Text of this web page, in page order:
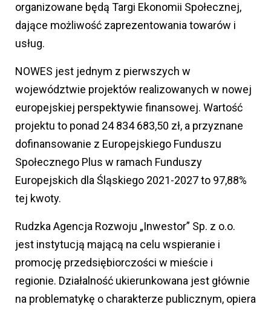
organizowane będą Targi Ekonomii Społecznej,
dające możliwość zaprezentowania towarów i
usług.
NOWES jest jednym z pierwszych w
województwie projektów realizowanych w nowej
europejskiej perspektywie finansowej. Wartość
projektu to ponad 24 834 683,50 zł, a przyznane
dofinansowanie z Europejskiego Funduszu
Społecznego Plus w ramach Funduszy
Europejskich dla Śląskiego 2021-2027 to 97,88%
tej kwoty.
Rudzka Agencja Rozwoju „Inwestor” Sp. z o.o.
jest instytucją mającą na celu wspieranie i
promocję przedsiębiorczości w mieście i
regionie. Działalność ukierunkowana jest głównie
na problematykę o charakterze publicznym, opiera